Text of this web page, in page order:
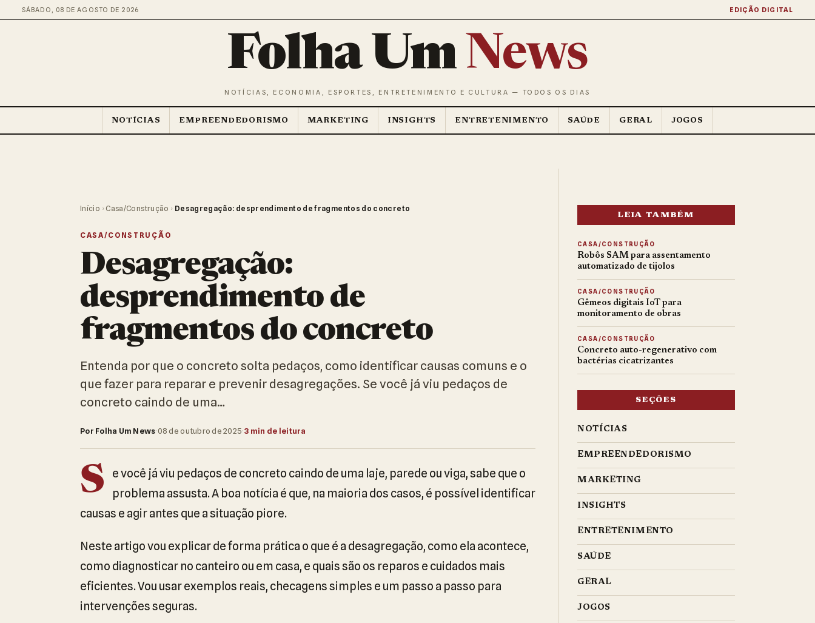
SÁBADO, 08 DE AGOSTO DE 2026 EDIÇÃO DIGITAL
Folha Um News
NOTÍCIAS, ECONOMIA, ESPORTES, ENTRETENIMENTO E CULTURA — TODOS OS DIAS
NOTÍCIAS EMPREENDEDORISMO MARKETING INSIGHTS ENTRETENIMENTO SAÚDE GERAL JOGOS
Início › Casa/Construção › Desagregação: desprendimento de fragmentos do concreto
CASA/CONSTRUÇÃO
Desagregação:
desprendimento de
fragmentos do concreto
Entenda por que o concreto solta pedaços, como identificar causas comuns e o
que fazer para reparar e prevenir desagregações. Se você já viu pedaços de
concreto caindo de uma…
Por Folha Um News·08 de outubro de 2025·3 min de leitura
S
e você já viu pedaços de concreto caindo de uma laje, parede ou viga, sabe que o
problema assusta. A boa notícia é que, na maioria dos casos, é possível identificar
causas e agir antes que a situação piore.
Neste artigo vou explicar de forma prática o que é a desagregação, como ela acontece,
como diagnosticar no canteiro ou em casa, e quais são os reparos e cuidados mais
eficientes. Vou usar exemplos reais, checagens simples e um passo a passo para
intervenções seguras.
LEIA TAMBÉM
CASA/CONSTRUÇÃO
Robôs SAM para assentamento
automatizado de tijolos
CASA/CONSTRUÇÃO
Gêmeos digitais IoT para
monitoramento de obras
CASA/CONSTRUÇÃO
Concreto auto-regenerativo com
bactérias cicatrizantes
SEÇÕES
NOTÍCIAS
EMPREENDEDORISMO
MARKETING
INSIGHTS
ENTRETENIMENTO
SAÚDE
GERAL
JOGOS